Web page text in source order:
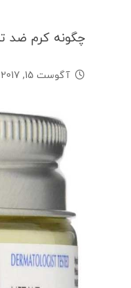
چگونه کرم
آگوست 15, 2017